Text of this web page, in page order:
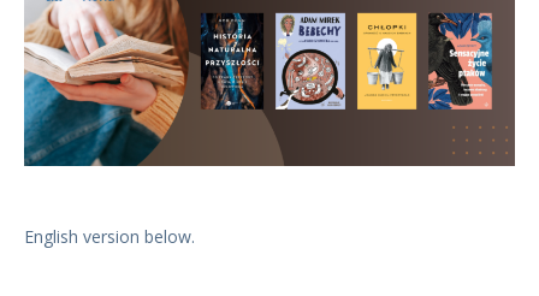
English version below.